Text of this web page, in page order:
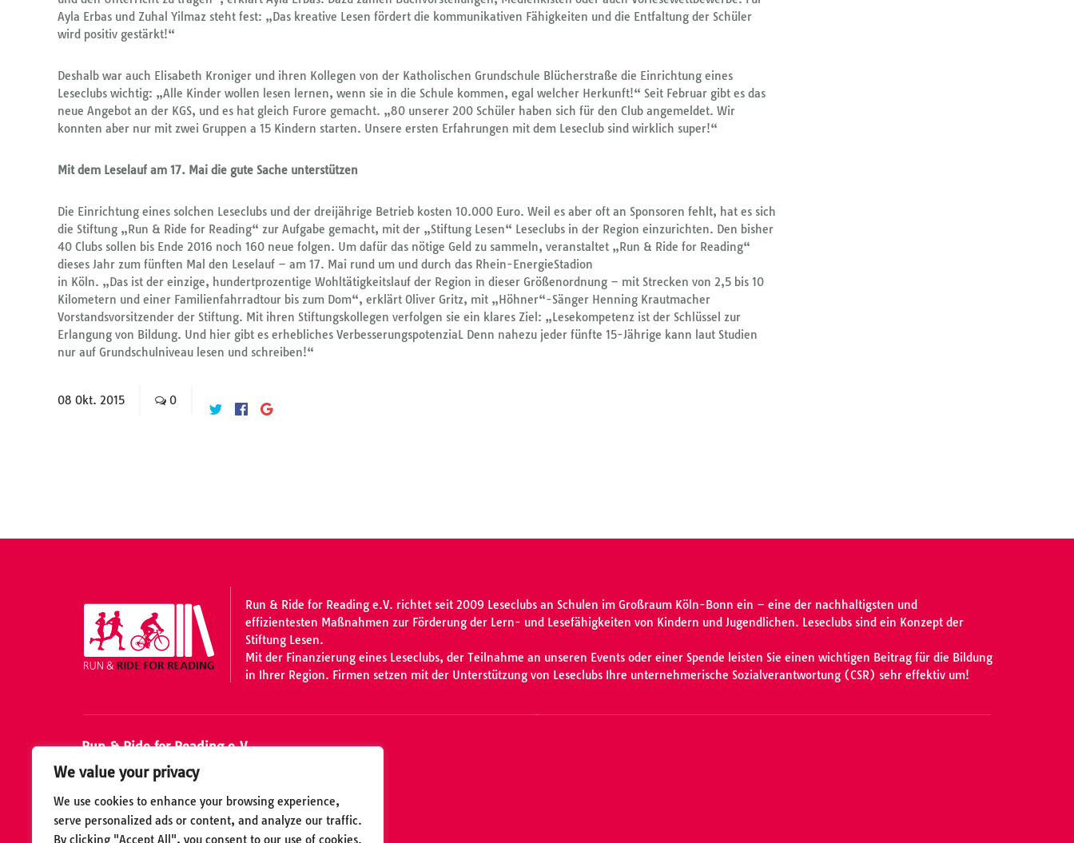
We value your privacy
We use cookies to enhance your browsing experience,
serve personalized ads or content, and analyze our traffic.
By clicking "Accept All", you consent to our use of cookies.
Ayla Erbas und Zuhal Yilmaz steht fest: „Das kreative Lesen fördert die kommunikativen Fähigkeiten und die Entfaltung der Schüler
wird positiv gestärkt!“
Deshalb war auch Elisabeth Kroniger und ihren Kollegen von der Katholischen Grundschule Blücherstraße die Einrichtung eines
Leseclubs wichtig: „Alle Kinder wollen lesen lernen, wenn sie in die Schule kommen, egal welcher Herkunft!“ Seit Februar gibt es das
neue Angebot an der KGS, und es hat gleich Furore gemacht. „80 unserer 200 Schüler haben sich für den Club angemeldet. Wir
konnten aber nur mit zwei Gruppen a 15 Kindern starten. Unsere ersten Erfahrungen mit dem Leseclub sind wirklich super!“
Mit dem Leselauf am 17. Mai die gute Sache unterstützen
Die Einrichtung eines solchen Leseclubs und der dreijährige Betrieb kosten 10.000 Euro. Weil es aber oft an Sponsoren fehlt, hat es sich
die Stiftung „Run & Ride for Reading“ zur Aufgabe gemacht, mit der „Stiftung Lesen“ Leseclubs in der Region einzurichten. Den bisher
40 Clubs sollen bis Ende 2016 noch 160 neue folgen. Um dafür das nötige Geld zu sammeln, veranstaltet „Run & Ride for Reading“
dieses Jahr zum fünften Mal den Leselauf – am 17. Mai rund um und durch das Rhein-EnergieStadion
in Köln. „Das ist der einzige, hundertprozentige Wohltätigkeitslauf der Region in dieser Größenordnung – mit Strecken von 2,5 bis 10
Kilometern und einer Familienfahrradtour bis zum Dom“, erklärt Oliver Gritz, mit „Höhner“-Sänger Henning Krautmacher
Vorstandsvorsitzender der Stiftung. Mit ihren Stiftungskollegen verfolgen sie ein klares Ziel: „Lesekompetenz ist der Schlüssel zur
Erlangung von Bildung. Und hier gibt es erhebliches VerbesserungspotenziaL Denn nahezu jeder fünfte 15-Jährige kann laut Studien
nur auf Grundschulniveau lesen und schreiben!“
08 Okt. 2015 0
Run & Ride for Reading e.V. richtet seit 2009 Leseclubs an Schulen im Großraum Köln-Bonn ein – eine der nachhaltigsten und
effizientesten Maßnahmen zur Förderung der Lern- und Lesefähigkeiten von Kindern und Jugendlichen. Leseclubs sind ein Konzept der
Stiftung Lesen.
Mit der Finanzierung eines Leseclubs, der Teilnahme an unseren Events oder einer Spende leisten Sie einen wichtigen Beitrag für die Bildung
in Ihrer Region. Firmen setzen mit der Unterstützung von Leseclubs Ihre unternehmerische Sozialverantwortung (CSR) sehr effektiv um!
Run & Ride for Reading e.V.
Rudolf-Diesel-Str. 16c • 53859 Niederkassel-Mondorf
+49 (0) 228 - 2079792
info@run-ride.com